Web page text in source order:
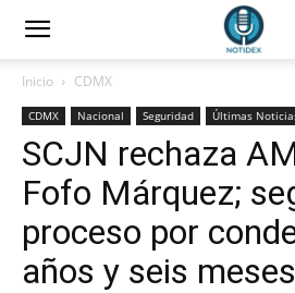
Inicio CDMX
CDMX Nacional Seguridad Últimas
SCJN rechaza
Fofo Márquez;
proceso por
años y seis